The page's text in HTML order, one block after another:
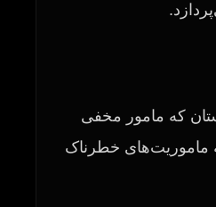
که مامور مخفی
ماموریت‌های خطرناک